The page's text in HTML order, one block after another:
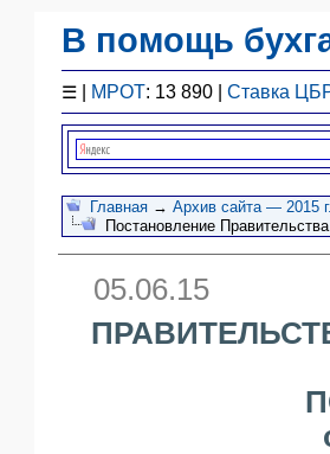
В помощь
☰ МРОТ: 13 890 | Ставка
Законодательство
F1 - Отчетность
План счетов
Справочник
Упрощенка
Договоры
Главная → Архив сайта — 2015 г.
Постановление
05.06.15